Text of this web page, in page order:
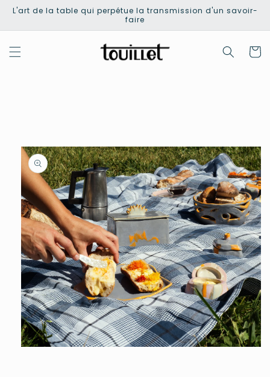
passer
contenu
L'art de la table qui perpétue la transmission d'un savoir-
faire
Panier